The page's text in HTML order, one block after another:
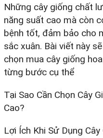
Những cây giống chất
năng suất cao mà còn
bệnh tốt, đảm bảo cho
sắc xuân. Bài viết này
chọn mua cây giống
từng bước cụ thể
Tại Sao Cần Chọn Cây
Cao?
Lợi Ích Khi Sử Dụng